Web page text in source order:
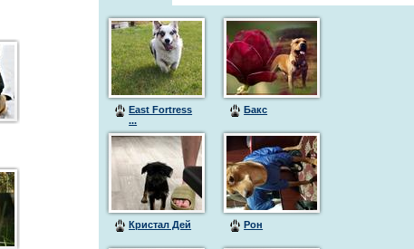
East Fortress
...
Бакс
Кристал Дей Рон